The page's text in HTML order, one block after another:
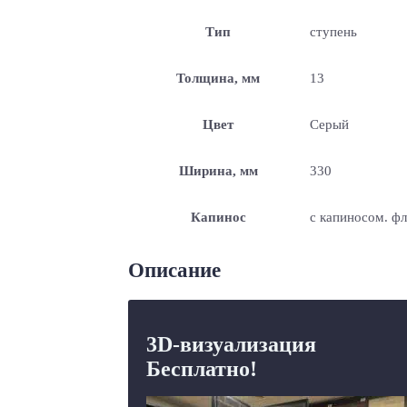
Тип ступень
Толщина, мм 13
Цвет Серый
Ширина, мм 330
Капинос с капиносом.
Описание
3D-визуализация
Бесплатно!